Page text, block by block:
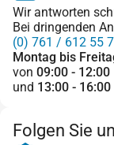
Wir antworten
Bei dringenden
(0) 761 / 612 55
Montag bis
von 09:00 - 12:00
und 13:00 - 16:00
Folgen Sie